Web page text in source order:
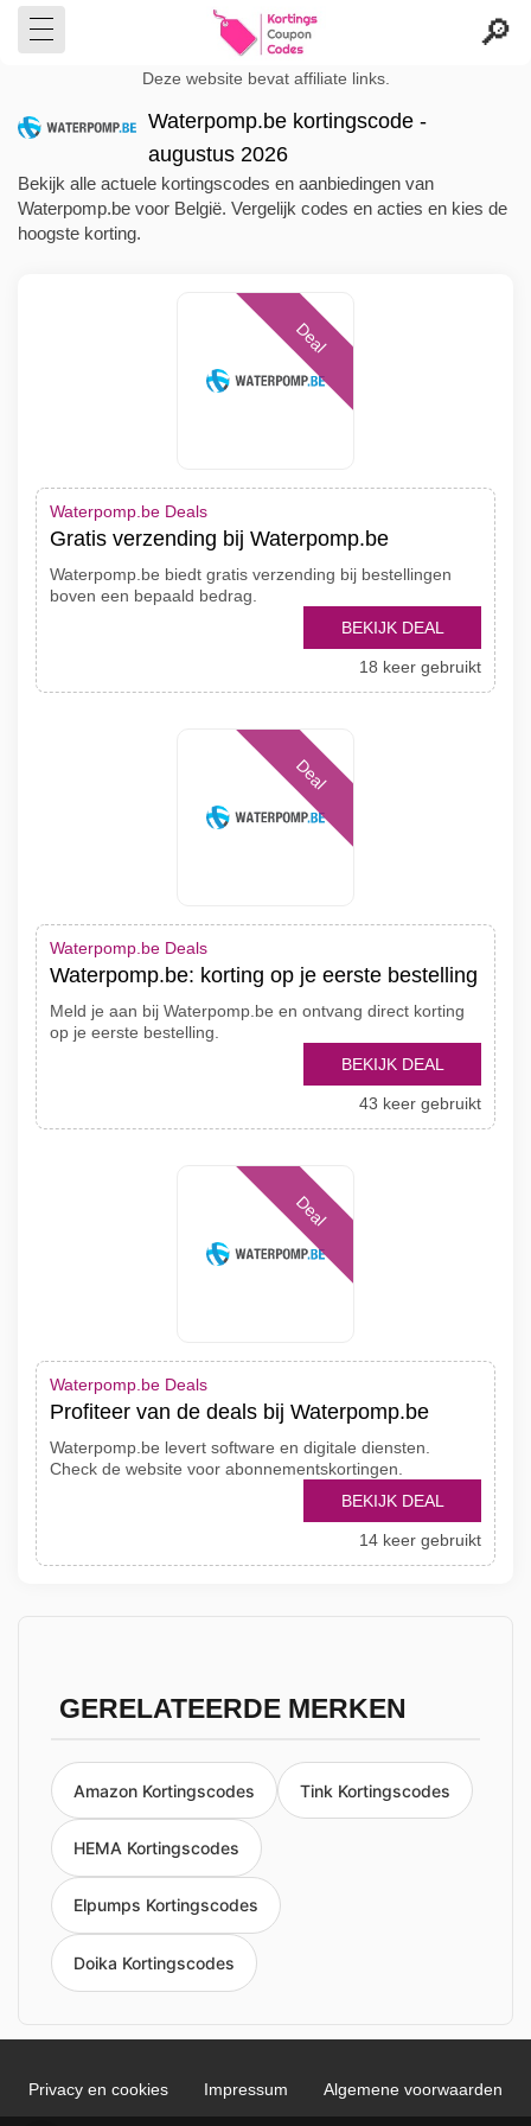
Deze website bevat affiliate links.
Waterpomp.be kortingscode -
augustus 2026
Bekijk alle actuele kortingscodes en aanbiedingen van
Waterpomp.be voor België. Vergelijk codes en acties en kies de
hoogste korting.
Deal
Waterpomp.be Deals
Gratis verzending bij Waterpomp.be
Waterpomp.be biedt gratis verzending bij bestellingen
boven een bepaald bedrag.
BEKIJK DEAL
18 keer gebruikt
Deal
Waterpomp.be Deals
Waterpomp.be: korting op je eerste bestelling
Meld je aan bij Waterpomp.be en ontvang direct korting
op je eerste bestelling.
BEKIJK DEAL
43 keer gebruikt
Deal
Waterpomp.be Deals
Profiteer van de deals bij Waterpomp.be
Waterpomp.be levert software en digitale diensten.
Check de website voor abonnementskortingen.
BEKIJK DEAL
14 keer gebruikt
GERELATEERDE MERKEN
Amazon Kortingscodes Tink Kortingscodes
HEMA Kortingscodes
Elpumps Kortingscodes
Doika Kortingscodes
Privacy en cookies Impressum Algemene voorwaarden